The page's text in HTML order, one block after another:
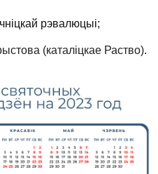
рэвалюцыі;
(каталіцкае Раство).